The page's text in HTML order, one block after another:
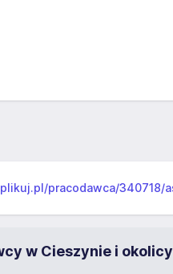
w Cieszynie i okolicy